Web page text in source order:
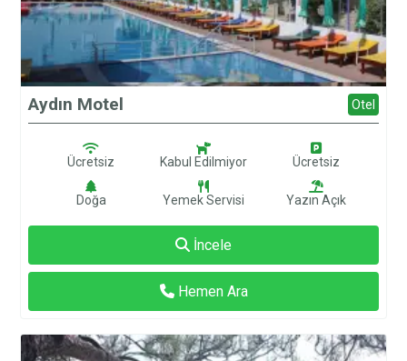
Aydın Motel Otel
Ücretsiz Kabul Edilmiyor Ücretsiz
Doğa Yemek Servisi Yazın Açık
İncele
Hemen Ara